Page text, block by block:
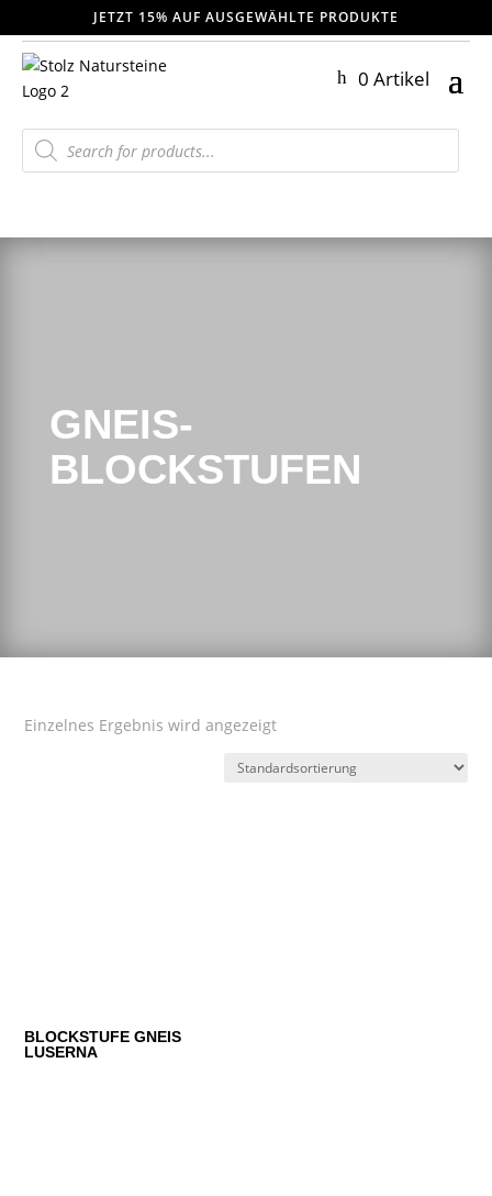
JETZT 15% AUF AUSGEWÄHLTE PRODUKTE
0 Artikel
Products
search
GNEIS-
BLOCKSTUFEN
Einzelnes Ergebnis wird angezeigt
BLOCKSTUFE GNEIS
LUSERNA